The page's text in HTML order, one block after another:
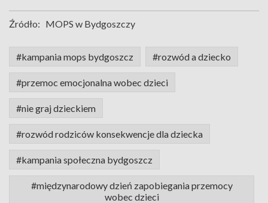
Źródło: MOPS w Bydgoszczy
#kampania mops bydgoszcz #rozwód a dziecko
#przemoc emocjonalna wobec dzieci
#nie graj dzieckiem
#rozwód rodziców konsekwencje dla dziecka
#kampania społeczna bydgoszcz
#międzynarodowy dzień zapobiegania przemocy
wobec dzieci